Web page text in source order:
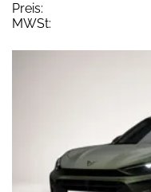
Preis:
MWSt: